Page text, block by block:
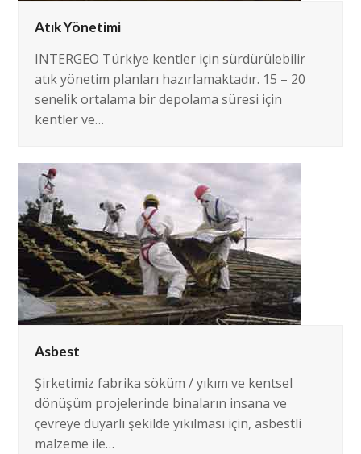
Atık Yönetimi
INTERGEO Türkiye kentler için sürdürülebilir
atık yönetim planları hazırlamaktadır. 15 – 20
senelik ortalama bir depolama süresi için
kentler ve…
Asbest
Şirketimiz fabrika söküm / yıkım ve kentsel
dönüşüm projelerinde binaların insana ve
çevreye duyarlı şekilde yıkılması için, asbestli
malzeme ile…